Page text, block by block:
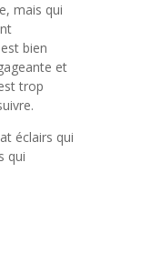
mais qui
bien
et
trop
éclairs qui
qui